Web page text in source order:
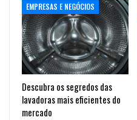
EMPRESAS E NEGÓCIOS
Descubra os segredos das
lavadoras mais eficientes do
mercado